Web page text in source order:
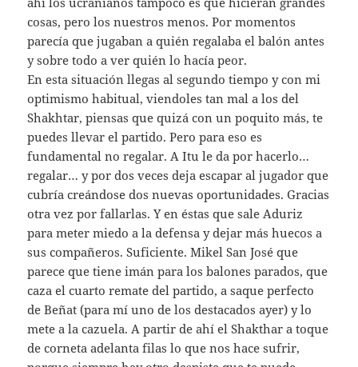
cosas, pero los nuestros menos. Por momentos
parecía que jugaban a quién regalaba el balón antes
y sobre todo a ver quién lo hacía peor.
En esta situación llegas al segundo tiempo y con mi
optimismo habitual, viendoles tan mal a los del
Shakhtar, piensas que quizá con un poquito más, te
puedes llevar el partido. Pero para eso es
fundamental no regalar. A Itu le da por hacerlo…
regalar… y por dos veces deja escapar al jugador que
cubría creándose dos nuevas oportunidades. Gracias
otra vez por fallarlas. Y en éstas que sale Aduriz
para meter miedo a la defensa y dejar más huecos a
sus compañeros. Suficiente. Mikel San José que
parece que tiene imán para los balones parados, que
caza el cuarto remate del partido, a saque perfecto
de Beñat (para mí uno de los destacados ayer) y lo
mete a la cazuela. A partir de ahí el Shakthar a toque
de corneta adelanta filas lo que nos hace sufrir,